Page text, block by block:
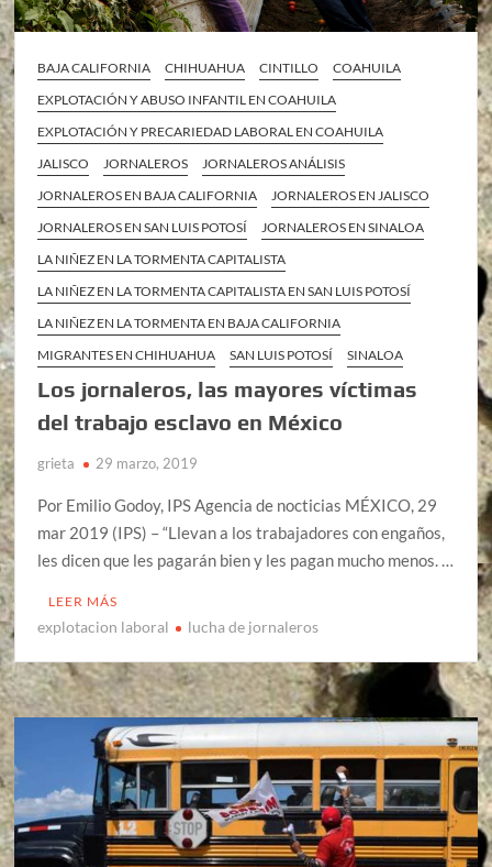
BAJA CALIFORNIA CHIHUAHUA CINTILLO
COAHUILA
EXPLOTACIÓN Y ABUSO INFANTIL EN COAHUILA
EXPLOTACIÓN Y PRECARIEDAD LABORAL EN COAHUILA
JALISCO
JORNALEROS
JORNALEROS ANÁLISIS
JORNALEROS EN BAJA CALIFORNIA
JORNALEROS EN JALISCO
JORNALEROS EN SAN LUIS POTOSÍ
JORNALEROS EN SINALOA
LA NIÑEZ EN LA TORMENTA CAPITALISTA
LA NIÑEZ EN LA TORMENTA CAPITALISTA EN SAN LUIS POTOSÍ
LA NIÑEZ EN LA TORMENTA EN BAJA CALIFORNIA
MIGRANTES EN CHIHUAHUA
SAN LUIS POTOSÍ SINALOA
Los jornaleros, las mayores víctimas
del trabajo esclavo en México
grieta 29 marzo, 2019
Por Emilio Godoy, IPS Agencia de nocticias MÉXICO, 29
mar 2019 (IPS) – “Llevan a los trabajadores con engaños,
les dicen que les pagarán bien y les pagan mucho menos. …
LEER MÁS
explotacion laboral lucha de jornaleros